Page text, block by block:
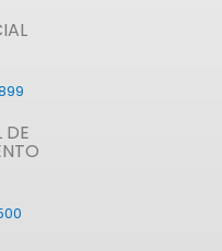
DE